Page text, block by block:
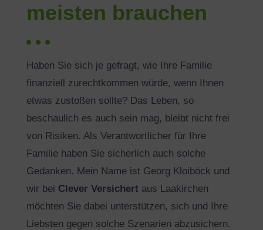
meisten brauchen
Haben Sie sich je gefragt, wie Ihre Familie
finanziell zurechtkommen würde, wenn Ihnen
etwas zustoßen sollte? Das Leben, so
beschaulich es auch sein mag, bleibt nicht frei
von Risiken. Als Verantwortlicher für Ihre
Familie haben Sie sicherlich auch solche
Gedanken. Mein Name ist Georg Kloiböck und
wir bei Clever Versichert aus Laakirchen
möchten Sie dabei unterstützen, sich und Ihre
Liebsten gegen solche Szenarien abzusichern.